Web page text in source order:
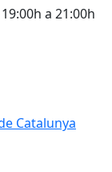
a 21:00h
Catalunya